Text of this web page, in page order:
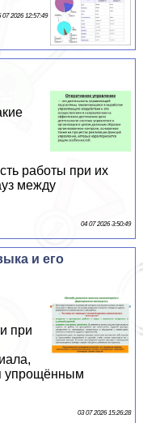
07 2026 12:57:49
работы при их
между
04 07 2026 3:50:49
и его
при
упрощённым
03 07 2026 15:26:28